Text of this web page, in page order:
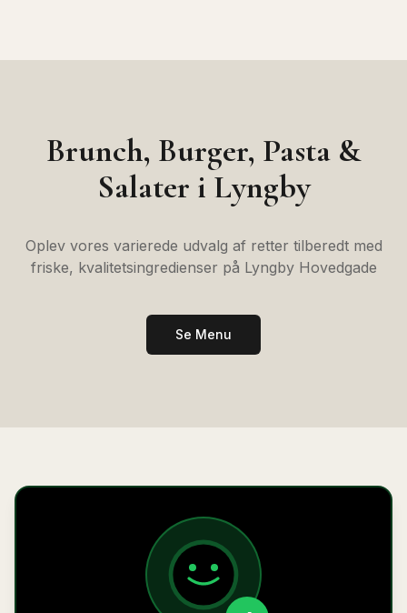
Brunch, Burger, Pasta &
Salater i Lyngby
Oplev vores varierede udvalg af retter tilberedt med
friske, kvalitetsingredienser på Lyngby Hovedgade
Se Menu